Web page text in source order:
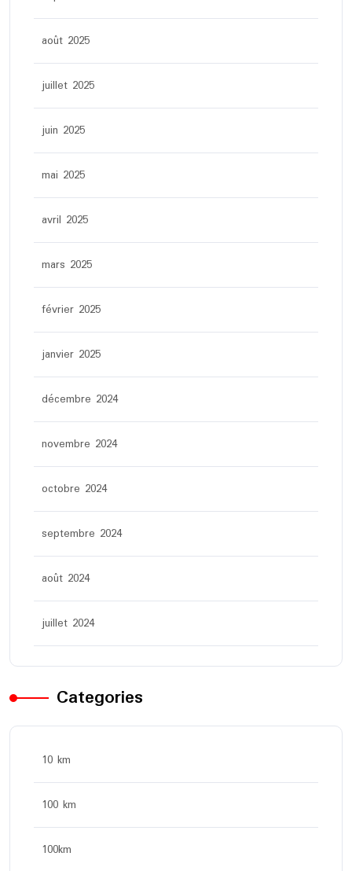
août 2025
juillet 2025
juin 2025
mai 2025
avril 2025
mars 2025
février 2025
janvier 2025
décembre 2024
novembre 2024
octobre 2024
septembre 2024
août 2024
juillet 2024
Categories
10 km
100 km
100km